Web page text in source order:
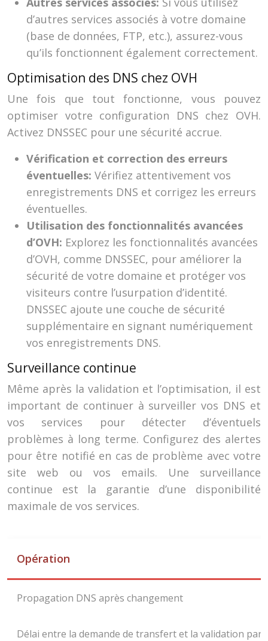
d’autres services associés à votre domaine
(base de données, FTP, etc.), assurez-vous
qu’ils fonctionnent également correctement.
Optimisation des DNS chez OVH
Une fois que tout fonctionne, vous pouvez
optimiser votre configuration DNS chez OVH.
Activez DNSSEC pour une sécurité accrue.
Vérification et correction des erreurs
éventuelles: Vérifiez attentivement vos
enregistrements DNS et corrigez les erreurs
éventuelles.
Utilisation des fonctionnalités avancées
d’OVH: Explorez les fonctionnalités avancées
d’OVH, comme DNSSEC, pour améliorer la
sécurité de votre domaine et protéger vos
visiteurs contre l’usurpation d’identité.
DNSSEC ajoute une couche de sécurité
supplémentaire en signant numériquement
vos enregistrements DNS.
Surveillance continue
Même après la validation et l’optimisation, il est
important de continuer à surveiller vos DNS et
vos services pour détecter d’éventuels
problèmes à long terme. Configurez des alertes
pour être notifié en cas de problème avec votre
site web ou vos emails. Une surveillance
continue est la garantie d’une disponibilité
maximale de vos services.
Opération
Propagation DNS après changement
Délai entre la demande de transfert et la validation par